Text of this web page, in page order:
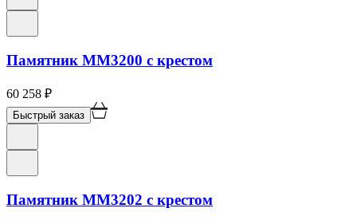
Памятник ММ3200 с крестом
60 258 ₽
Быстрый заказ
Памятник ММ3202 с крестом